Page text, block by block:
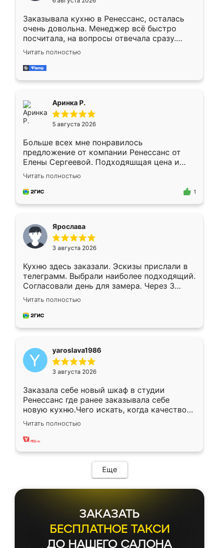
мебели буду заказывать только здесь.
Заказывала кухню в Ренессанс, осталась
очень довольна. Менеджер всё быстро
посчитала, на вопросы отвечала сразу.
Замерщик приехал в субботу, подошёл к
делу со всей ответственностью. Собрали
за день, ребята работали аккуратно, даже
Читать полностью
Аринка Р.
5 августа 2026
Больше всех мне понравилось
предложение от компании Ренессанс от
Елены Сергеевой. Подходяшщая цена и
короткие сроки изготовления. Приехавший
для замера сотрудник Владислав
предложил по моему эскизу самый
Читать полностью
1
Ярослава
3 августа 2026
Кухню здесь заказали. Эскизы прислали в
телеграмм. Выбрали наиболее подходящий.
Согласовали день для замера. Через 3
недели кухня была уже готова. Остались
довольны работой. Спасибо Ренессанс
мебель за качественную работу!
Читать полностью
yaroslava1986
3 августа 2026
Заказала себе новый шкаф в студии
Ренессанс где ранее заказывала себе
новую кухню.Чего искать, когда качеством
вполне довольна. Служит кухня уже почти
два года, нареканий нет.
Читать полностью
Еще
ЗАКАЗАТЬ
БЕСПЛАТНОЕ ТАКСИ
ДО НАШЕГО САЛОНА